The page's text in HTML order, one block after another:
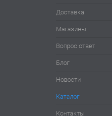
Доставка
Магазины
Вопрос ответ
Блог
Новости
Каталог
Контакты